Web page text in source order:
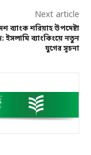
Next article
ব্যাংক শরিয়াহ উপদেষ্টা
ইসলামি ব্যাংকিংয়ে নতুন
যুগের সূচনা